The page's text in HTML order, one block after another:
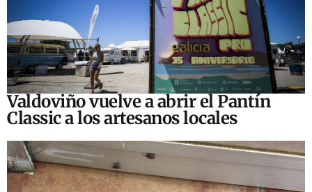
Valdoviño vuelve a abrir el Pantín
Classic a los artesanos locales